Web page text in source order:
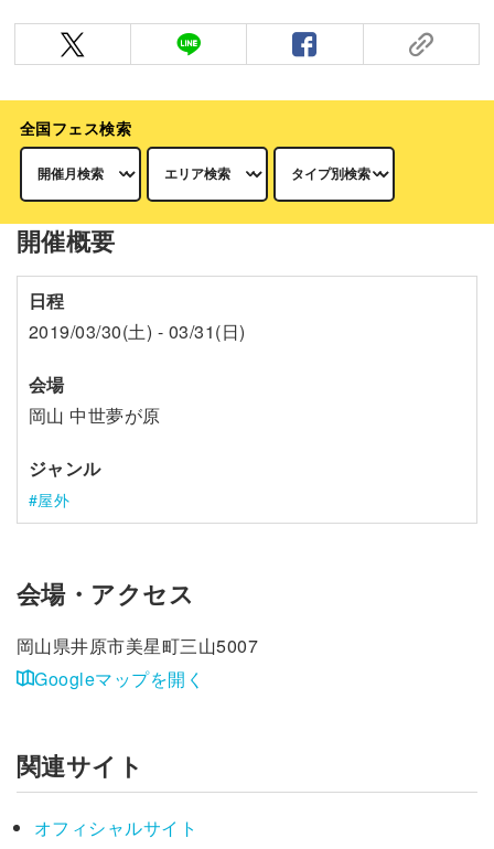
全国フェス検索
開催概要
日程
2019/03/30(土) - 03/31(日)
会場
岡山 中世夢が原
ジャンル
屋外
会場・アクセス
岡山県井原市美星町三山5007
Googleマップを開く
関連サイト
オフィシャルサイト